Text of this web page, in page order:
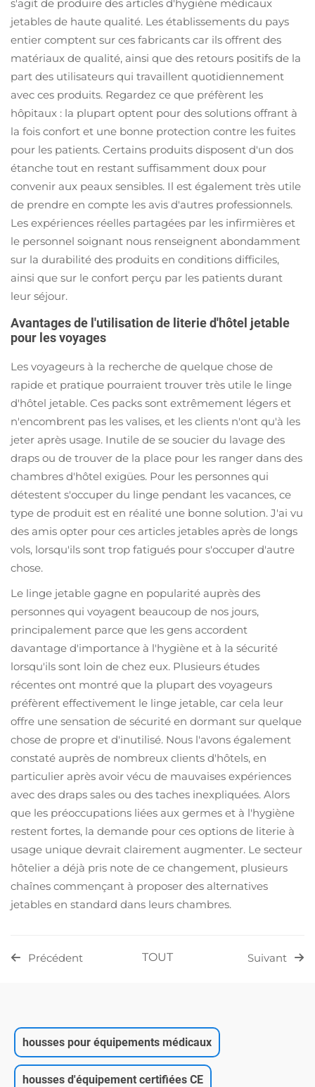
s'agit de produire des articles d'hygiène médicaux
jetables de haute qualité. Les établissements du pays
entier comptent sur ces fabricants car ils offrent des
matériaux de qualité, ainsi que des retours positifs de la
part des utilisateurs qui travaillent quotidiennement
avec ces produits. Regardez ce que préfèrent les
hôpitaux : la plupart optent pour des solutions offrant à
la fois confort et une bonne protection contre les fuites
pour les patients. Certains produits disposent d'un dos
étanche tout en restant suffisamment doux pour
convenir aux peaux sensibles. Il est également très utile
de prendre en compte les avis d'autres professionnels.
Les expériences réelles partagées par les infirmières et
le personnel soignant nous renseignent abondamment
sur la durabilité des produits en conditions difficiles,
ainsi que sur le confort perçu par les patients durant
leur séjour.
Avantages de l'utilisation de literie d'hôtel jetable
pour les voyages
Les voyageurs à la recherche de quelque chose de
rapide et pratique pourraient trouver très utile le linge
d'hôtel jetable. Ces packs sont extrêmement légers et
n'encombrent pas les valises, et les clients n'ont qu'à les
jeter après usage. Inutile de se soucier du lavage des
draps ou de trouver de la place pour les ranger dans des
chambres d'hôtel exigües. Pour les personnes qui
détestent s'occuper du linge pendant les vacances, ce
type de produit est en réalité une bonne solution. J'ai vu
des amis opter pour ces articles jetables après de longs
vols, lorsqu'ils sont trop fatigués pour s'occuper d'autre
chose.
Le linge jetable gagne en popularité auprès des
personnes qui voyagent beaucoup de nos jours,
principalement parce que les gens accordent
davantage d'importance à l'hygiène et à la sécurité
lorsqu'ils sont loin de chez eux. Plusieurs études
récentes ont montré que la plupart des voyageurs
préfèrent effectivement le linge jetable, car cela leur
offre une sensation de sécurité en dormant sur quelque
chose de propre et d'inutilisé. Nous l'avons également
constaté auprès de nombreux clients d'hôtels, en
particulier après avoir vécu de mauvaises expériences
avec des draps sales ou des taches inexpliquées. Alors
que les préoccupations liées aux germes et à l'hygiène
restent fortes, la demande pour ces options de literie à
usage unique devrait clairement augmenter. Le secteur
hôtelier a déjà pris note de ce changement, plusieurs
chaînes commençant à proposer des alternatives
jetables en standard dans leurs chambres.
Précédent TOUT Suivant
housses pour équipements médicaux
housses d'équipement certifiées CE